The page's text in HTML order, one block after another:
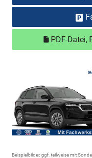
PDF-Datei,
Beispielbilder, ggf. teilweise mit